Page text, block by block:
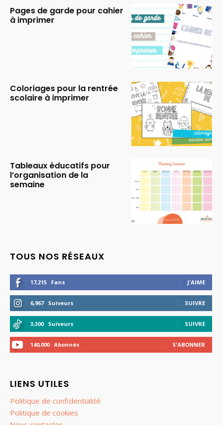
Pages de garde pour cahier
à imprimer
Coloriages pour la rentrée
scolaire à imprimer
Tableaux éducatifs pour
l’organisation de la
semaine
TOUS NOS RÉSEAUX
17,215 Fans J'AIME
6,967 Suiveurs SUIVRE
3,300 Suiveurs SUIVRE
140,000 Abonnés S'ABONNER
LIENS UTILES
Politique de confidentialité
Politique de cookies